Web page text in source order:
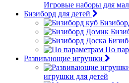
Игровые наборы для
Бизиборд для детей
По
Развивающие игрушки
игрушки для детей